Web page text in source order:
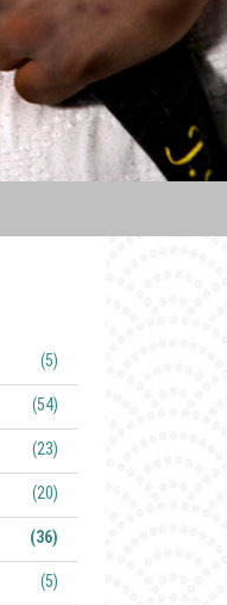
(5)
(54)
(23)
(20)
(36)
(5)